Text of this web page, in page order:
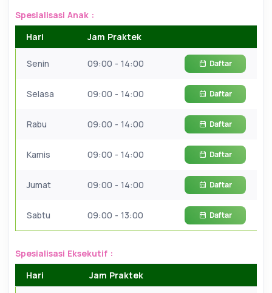
Spesialisasi Anak :
Hari
Jam Praktek
Senin 09:00 - 14:00 Daftar
Selasa 09:00 - 14:00 Daftar
Rabu 09:00 - 14:00 Daftar
Kamis 09:00 - 14:00 Daftar
Jumat 09:00 - 14:00 Daftar
Sabtu 09:00 - 13:00 Daftar
Spesialisasi Eksekutif :
Hari
Jam Praktek